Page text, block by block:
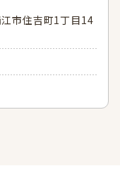
市住吉町1丁目14